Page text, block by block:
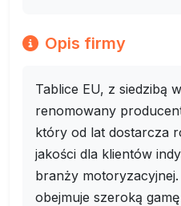
Opis firmy
Tablice EU, z siedzibą
renomowany
który od lat dostarcza
jakości dla klientów
branży
obejmuje szeroką